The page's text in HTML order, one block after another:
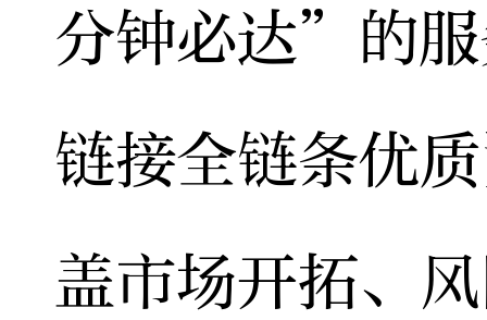
分钟必达”的
链接全链条优
盖市场开拓、